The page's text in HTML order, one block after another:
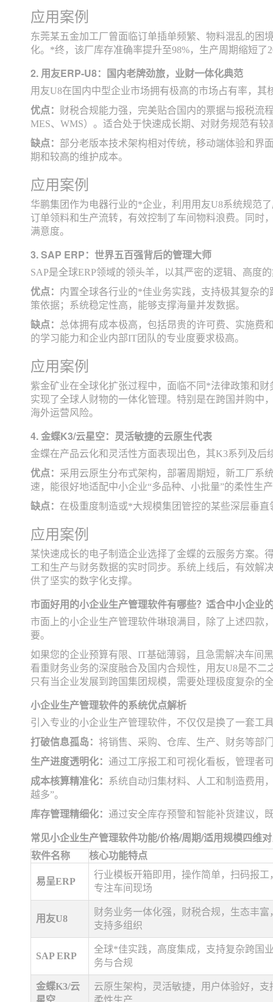
应用案例
东莞某五金加工厂曾面临订单插单频繁、物料混乱的困
化。*终，该厂库存准确率提升至98%，生产周期缩短
2. 用友ERP-U8：国内老牌劲旅，业财一体化典范
用友U8在国内中型企业市场拥有极高的市场占有率，
优点： 财税合规能力强，完美贴合国内的票据与报税流
MES、WMS）。适合处于快速成长期、对财务规范有较
缺点： 部分老版本技术架构相对传统，移动端体验和界
期和较高的维护成本。
应用案例
华鹏集团作为电器行业的*企业，利用用友U8系统规范
订单领料和生产流转，有效控制了车间物料浪费。同时
满意度。
3. SAP ERP：世界五百强背后的管理大师
SAP是全球ERP领域的领头羊，以其严密的逻辑、高度
优点： 内置全球各行业的*佳业务实践，支持极其复杂
策依据；系统稳定性高，能够支撑海量并发数据。
缺点： 总体拥有成本极高，包括昂贵的许可费、实施费
的学习能力和企业内部IT团队的专业度要求极高。
应用案例
紫金矿业在全球化扩张过程中，面临不同*法律政策和
实现了全球人财物的一体化管理。特别是在跨国并购中
海外运营风险。
4. 金蝶K3/云星空：灵活敏捷的云原生代表
金蝶在产品云化和灵活性方面表现出色，其K3系列及
优点： 采用云原生分布式架构，部署周期短，新工厂系
速，能很好地适配中小企业“多品种、小批量”的柔性生
缺点： 在极重度制造或*大规模集团管控的某些深层垂
应用案例
某快速成长的电子制造企业选择了金蝶的云服务方案。
工和生产与财务数据的实时同步。系统上线后，有效解
供了坚实的数字化支撑。
市面好用的小企业生产管理软件有哪些？适合中小企业
市面上的小企业生产管理软件琳琅满目，除了上述四款
要。
如果您的企业预算有限、IT基础薄弱，且急需解决车间
看重财务业务的深度融合及国内合规性，用友U8是不
只有当企业发展到跨国集团规模，需要处理极度复杂的
小企业生产管理软件的系统优点解析
引入专业的小企业生产管理软件，不仅仅是换了一套工
打破信息孤岛： 将销售、采购、仓库、生产、财务等部
生产进度透明化： 通过工序报工和可视化看板，管理者
成本核算精准化：
系统自动归集材料、人工和制造费用
越多”。
库存管理精细化： 通过安全库存预警和智能补货建议，
常见小企业生产管理软件功能/价格/周期/适用规模四维
软件名称 核心功能特点
易呈ERP
行业模板开箱即用，操作简单，扫码报工
专注车间现场
用友U8
财务业务一体化强，财税合规，生态丰富
支持多组织
SAP ERP
全球*佳实践，高度集成，支持复杂跨国
务与合规
金蝶K3/云
星空
云原生架构，灵活敏捷，用户体验好，支
柔性生产